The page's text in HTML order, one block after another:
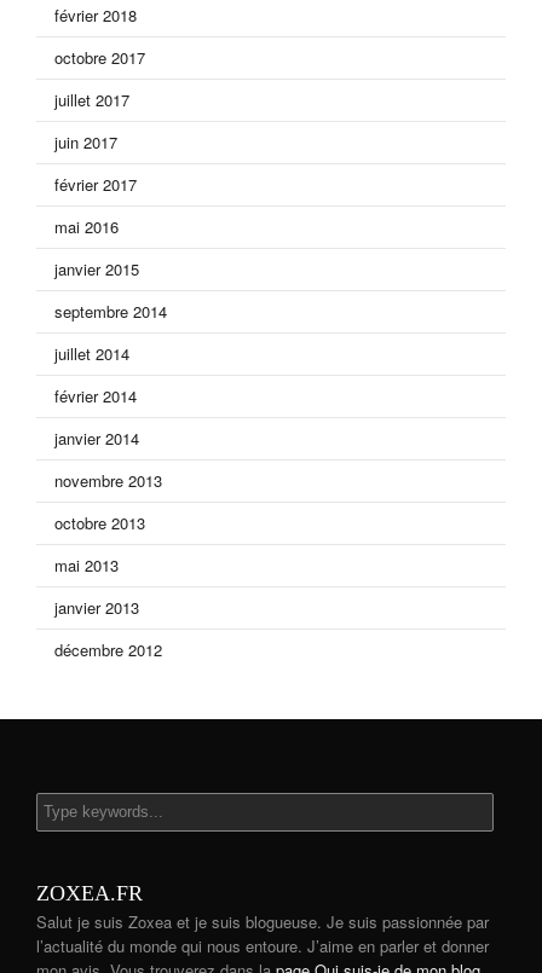
février 2018
octobre 2017
juillet 2017
juin 2017
février 2017
mai 2016
janvier 2015
septembre 2014
juillet 2014
février 2014
janvier 2014
novembre 2013
octobre 2013
mai 2013
janvier 2013
décembre 2012
ZOXEA.FR
Salut je suis Zoxea et je suis blogueuse. Je suis passionnée par
l’actualité du monde qui nous entoure. J’aime en parler et donner